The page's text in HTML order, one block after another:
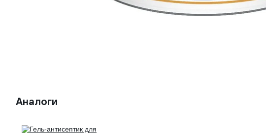
Аналоги